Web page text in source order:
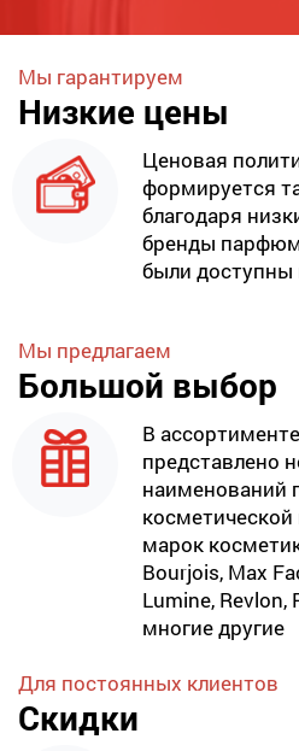
Мы гарантируем
Низкие цены
Ценовая
формируется
благодаря
бренды
были
Мы предлагаем
Большой выбор
В
представлено
наименований
марок
Bourjois, Max
Lumine, Revlon,
многие другие
Для постоянных клиентов
Скидки